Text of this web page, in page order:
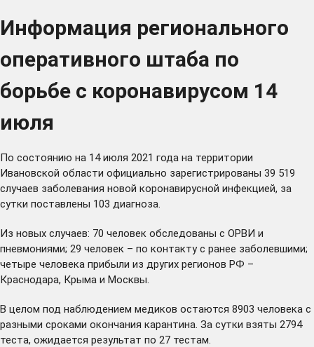
Информация регионального
оперативного штаба по
борьбе с коронавирусом 14
июля
По состоянию на 14 июля 2021 года на территории
Ивановской области официально зарегистрированы 39 519
случаев заболевания новой коронавирусной инфекцией, за
сутки поставлены 103 диагноза.
Из новых случаев: 70 человек обследованы с ОРВИ и
пневмониями; 29 человек – по контакту с ранее заболевшими;
четыре человека прибыли из других регионов РФ –
Краснодара, Крыма и Москвы.
В целом под наблюдением медиков остаются 8903 человека с
разными сроками окончания карантина. За сутки взяты 2794
теста, ожидается результат по 27 тестам.